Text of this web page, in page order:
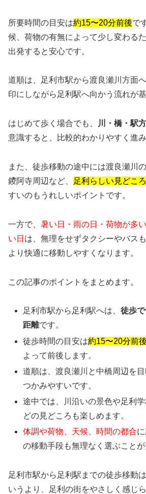
所要時間の目安は約15〜20分前後で
候、荷物の有無によって少し変わる
出発すると安心です。
道順は、足利市駅から渡良瀬川方面
印にしながら足利駅へ向かう流れが
はじめて歩く場合でも、 川・橋・駅
意識すると、比較的わかりやすく進
また、徒歩移動の途中には渡良瀬川
鑁阿寺周辺など、
足利らしい見どころ
すいのもうれしいポイントです。
一方で、 暑い日・雨の日・荷物が多
い日 は、無理をせずタクシーやバス
より快適に移動しやすくなります。
この記事のポイントをまとめます。
足利市駅から足利駅へは、徒歩
距離です。
徒歩時間の目安は約15〜20分前後
よって前後します。
道順は、渡良瀬川と中橋周辺を
つかみやすいです。
途中では、川沿いの景色や足利
どの見どころも楽しめます。
体調や荷物、天候、時間の都合
の移動手段も無理なく選ぶことが
足利市駅から足利駅までの徒歩移動
いうより、足利の街をやさしく感じ